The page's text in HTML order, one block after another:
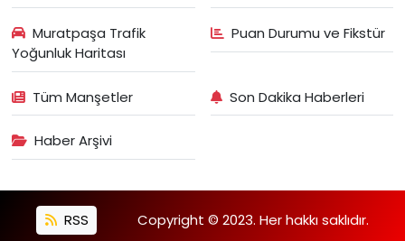
Muratpaşa Trafik
Yoğunluk Haritası
Puan Durumu ve Fikstür
Tüm Manşetler Son Dakika Haberleri
Haber Arşivi
RSS Copyright © 2023. Her hakkı saklıdır.